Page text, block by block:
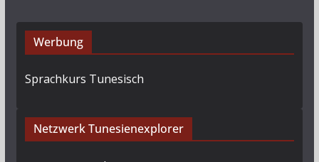
Werbung
Sprachkurs Tunesisch
Netzwerk Tunesienexplorer